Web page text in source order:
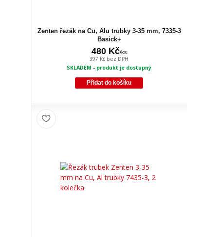
Zenten řezák na Cu, Alu trubky 3-35 mm, 7335-3
Basick+
480 Kč/ks
397 Kč bez DPH
SKLADEM - produkt je dostupný
Přidat do košíku